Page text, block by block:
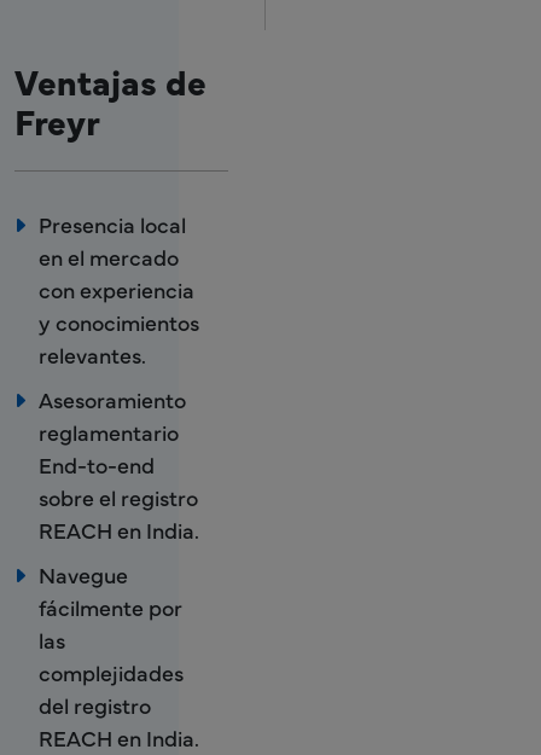
Ventajas de
Freyr
Presencia local
en el mercado
con experiencia
y conocimientos
relevantes.
Asesoramiento
reglamentario
End-to-end
sobre el registro
REACH en India.
Navegue
fácilmente por
las
complejidades
del registro
REACH en India.